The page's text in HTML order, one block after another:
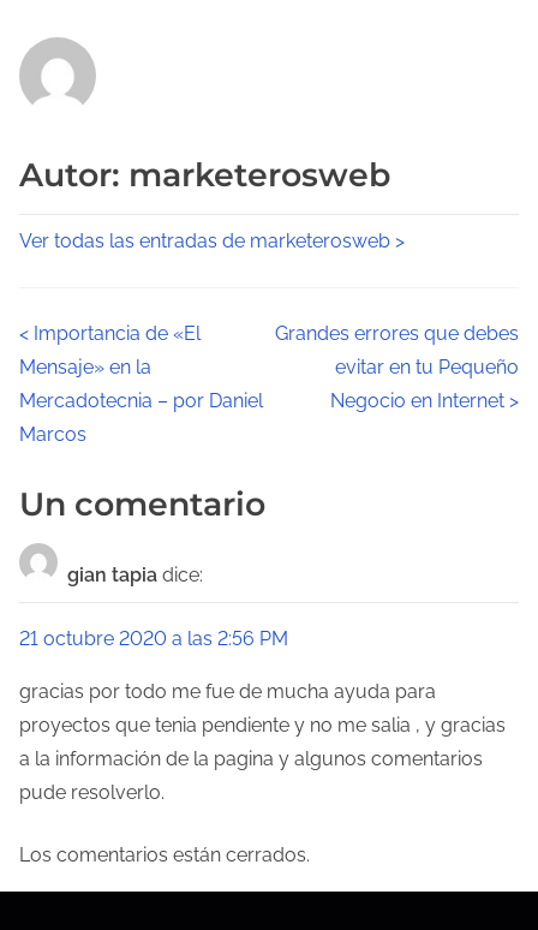
Autor: marketerosweb
Ver todas las entradas de marketerosweb >
N
a
v
e
a
c
ó
n
e
< Importancia de «El
Mensaje» en la
Mercadotecnia – por Daniel
Marcos
Grandes errores que debes
evitar en tu Pequeño
Negocio en Internet >
Un comentario
gian tapia dice:
21 octubre 2020 a las 2:56 PM
gracias por todo me fue de mucha ayuda para
proyectos que tenia pendiente y no me salia , y gracias
a la información de la pagina y algunos comentarios
pude resolverlo.
Los comentarios están cerrados.